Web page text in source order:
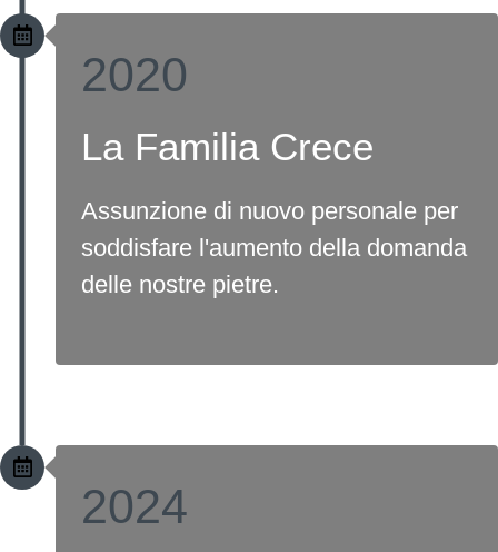
2020
La Familia Crece
Assunzione di nuovo personale per
soddisfare l'aumento della domanda
delle nostre pietre.
2024